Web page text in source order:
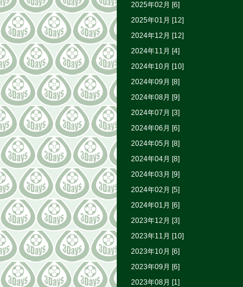
2025年02月 [6]
2025年01月 [12]
2024年12月 [12]
2024年11月 [4]
2024年10月 [10]
2024年09月 [8]
2024年08月 [9]
2024年07月 [3]
2024年06月 [6]
2024年05月 [8]
2024年04月 [8]
2024年03月 [9]
2024年02月 [5]
2024年01月 [6]
2023年12月 [3]
2023年11月 [10]
2023年10月 [6]
2023年09月 [6]
2023年08月 [1]